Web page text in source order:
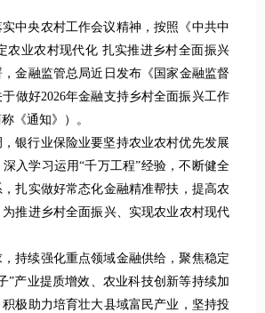
中央农村工作会议精神，按照《中共中
农业农村现代化 扎实推进乡村全面振兴
金融监管总局近日发布《国家金融监督
做好2026年金融支持乡村全面振兴工作
《通知》）。
，银行业保险业要坚持农业农村优先发展
入学习运用“千万工程”经验，不断健全
扎实做好常态化金融精准帮扶，提高农
推进乡村全面振兴、实现农业农村现代
，持续强化重点领域金融供给，聚焦稳定
”产业提质增效、农业科技创新等持续加
极助力培育壮大县域富民产业，坚持投